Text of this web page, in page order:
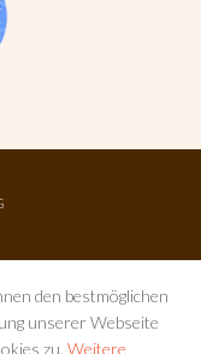
den bestmöglichen
unserer Webseite
zu. Weitere